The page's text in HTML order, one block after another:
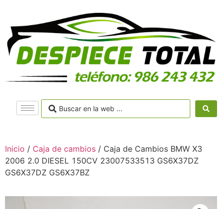
Inicio / Caja de cambios / Caja de Cambios BMW X3
2006 2.0 DIESEL 150CV 23007533513 GS6X37DZ
GS6X37DZ GS6X37BZ